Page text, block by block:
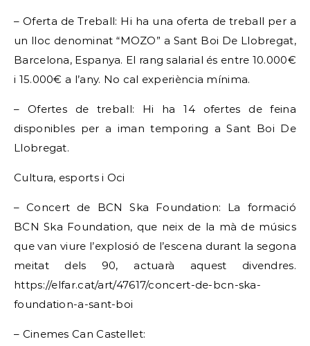
– Oferta de Treball: Hi ha una oferta de treball per a
un lloc denominat “MOZO” a Sant Boi De Llobregat,
Barcelona, Espanya. El rang salarial és entre 10.000€
i 15.000€ a l’any. No cal experiència mínima.
– Ofertes de treball: Hi ha 14 ofertes de feina
disponibles per a iman temporing a Sant Boi De
Llobregat.
Cultura, esports i Oci
– Concert de BCN Ska Foundation: La formació
BCN Ska Foundation, que neix de la mà de músics
que van viure l’explosió de l’escena durant la segona
meitat dels 90, actuarà aquest divendres.
https://elfar.cat/art/47617/concert-de-bcn-ska-
foundation-a-sant-boi
– Cinemes Can Castellet: